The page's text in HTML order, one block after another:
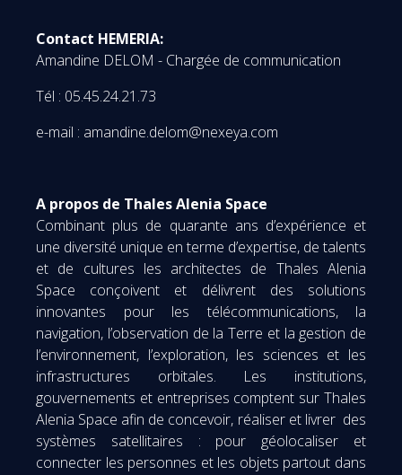
Contact HEMERIA:
Amandine DELOM - Chargée de communication
Tél : 05.45.24.21.73
e-mail : amandine.delom@nexeya.com
A propos de Thales Alenia Space
Combinant plus de quarante ans d’expérience et
une diversité unique en terme d’expertise, de talents
et de cultures les architectes de Thales Alenia
Space conçoivent et délivrent des solutions
innovantes pour les télécommunications, la
navigation, l’observation de la Terre et la gestion de
l’environnement, l’exploration, les sciences et les
infrastructures orbitales. Les institutions,
gouvernements et entreprises comptent sur Thales
Alenia Space afin de concevoir, réaliser et livrer des
systèmes satellitaires : pour géolocaliser et
connecter les personnes et les objets partout dans